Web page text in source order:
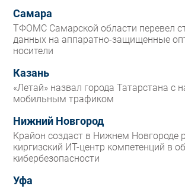
Самара
ТФОМС Самарской области перевел
данных на аппаратно-защищенные
носители
Казань
«Летай» назвал города Татарстана с
мобильным трафиком
Нижний Новгород
Крайон создаст в Нижнем Новгороде
киргизский ИТ-центр компетенций в
кибербезопасности
Уфа